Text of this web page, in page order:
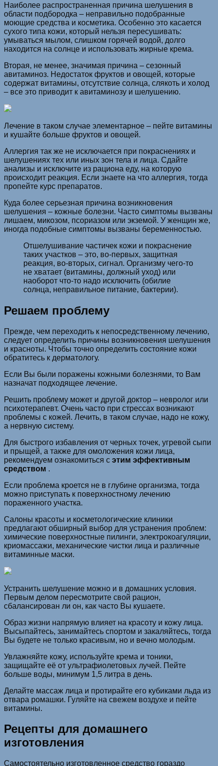
Наиболее распространенная причина шелушения в
области подбородка – неправильно подобранные
моющие средства и косметика. Особенно это касается
сухого типа кожи, который нельзя пересушивать:
умываться мылом, слишком горячей водой, долго
находится на солнце и использовать жирные крема.
Вторая, не менее, значимая причина – сезонный
авитаминоз. Недостаток фруктов и овощей, которые
содержат витамины, отсутствие солнца, слякоть и холод
– все это приводит к авитаминозу и шелушению.
Лечение в таком случае элементарное – пейте витамины
и кушайте больше фруктов и овощей.
Аллергия так же не исключается при покраснениях и
шелушениях тех или иных зон тела и лица. Сдайте
анализы и исключите из рациона еду, на которую
происходит реакция. Если знаете на что аллергия, тогда
пропейте курс препаратов.
Куда более серьезная причина возникновения
шелушения – кожные болезни. Часто симптомы вызваны
лишаем, микозом, псориазом или экземой. У женщин же,
иногда подобные симптомы вызваны беременностью.
Отшелушивание частичек кожи и покраснение
таких участков – это, во-первых, защитная
реакция, во-вторых, сигнал. Организму чего-то
не хватает (витамины, должный уход) или
наоборот что-то надо исключить (обилие
солнца, неправильное питание, бактерии).
Решаем проблему
Прежде, чем переходить к непосредственному лечению,
следует определить причины возникновения шелушения
и красноты. Чтобы точно определить состояние кожи
обратитесь к дерматологу.
Если Вы были поражены кожными болезнями, то Вам
назначат подходящее лечение.
Решить проблему может и другой доктор – невролог или
психотерапевт. Очень часто при стрессах возникают
проблемы с кожей. Лечить, в таком случае, надо не кожу,
а нервную систему.
Для быстрого избавления от черных точек, угревой сыпи
и прыщей, а также для омоложения кожи лица,
рекомендуем ознакомиться с этим эффективным
средством .
Если проблема кроется не в глубине организма, тогда
можно приступать к поверхностному лечению
пораженного участка.
Салоны красоты и косметологические клиники
предлагают обширный выбор для устранения проблем:
химические поверхностные пилинги, электрокоагуляции,
криомассажи, механические чистки лица и различные
витаминные маски.
Устранить шелушение можно и в домашних условия.
Первым делом пересмотрите свой рацион,
сбалансирован ли он, как часто Вы кушаете.
Образ жизни напрямую влияет на красоту и кожу лица.
Высыпайтесь, занимайтесь спортом и закаляйтесь, тогда
Вы будете не только красивым, но и вечно молодым.
Увлажняйте кожу, используйте крема и тоники,
защищайте её от ультрафиолетовых лучей. Пейте
больше воды, минимум 1,5 литра в день.
Делайте массаж лица и протирайте его кубиками льда из
отвара ромашки. Гуляйте на свежем воздухе и пейте
витамины.
Рецепты для домашнего
изготовления
Самостоятельно изготовленное средство гораздо